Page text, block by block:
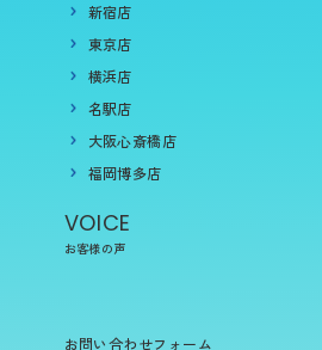
新宿店
東京店
横浜店
名駅店
大阪心斎橋店
福岡博多店
VOICE
お客様の声
お問い合わせフォーム